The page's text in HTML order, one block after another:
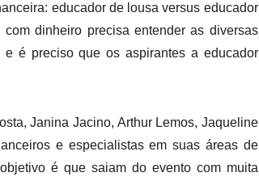
educador de lousa versus educador
dinheiro precisa entender as diversas
é preciso que os aspirantes a educador
Janina Jacino, Arthur Lemos, Jaqueline
e especialistas em suas áreas de
é que saiam do evento com muita